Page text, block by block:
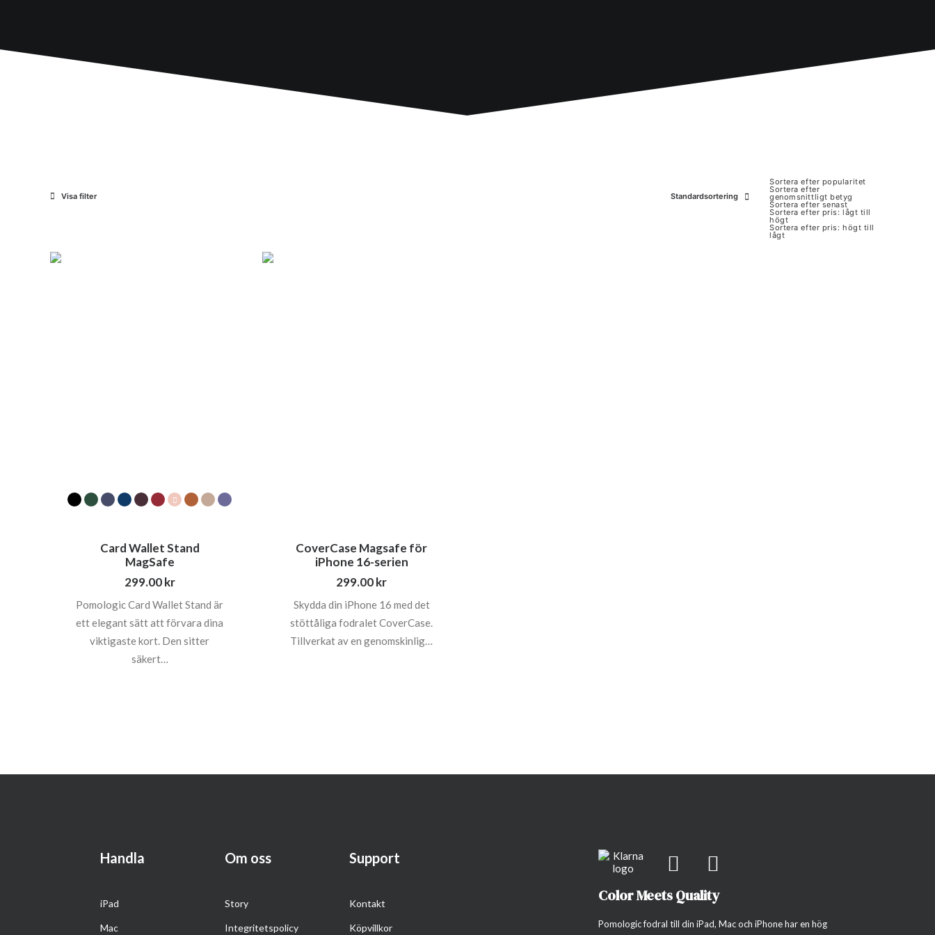
Visa filter Standardsortering
Sortera efter popularitet
Sortera efter
genomsnittligt betyg
Sortera efter senast
Sortera efter pris: lågt till
högt
Sortera efter pris: högt till
lågt
Card Wallet Stand
MagSafe
299.00kr
Pomologic Card Wallet Stand är
ett elegant sätt att förvara dina
viktigaste kort. Den sitter
säkert…
CoverCase Magsafe för
iPhone 16-serien
299.00kr
Skydda din iPhone 16 med det
stöttåliga fodralet CoverCase.
Tillverkat av en genomskinlig…
Handla
iPad
Mac
Om oss
Story
Integritetspolicy
Support
Kontakt
Köpvillkor
Color Meets Quality
Pomologic fodral till din iPad, Mac och iPhone har en hög